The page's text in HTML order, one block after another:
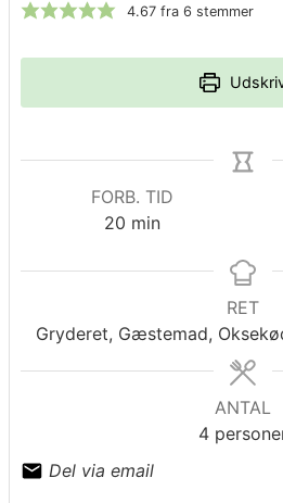
4.67fra 6 stemmer
FORB. TID
20minutter
min
RET
Gryderet, Gæstemad,
ANTAL
4
Del via email